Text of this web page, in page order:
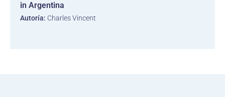
in Argentina
Autoría: Charles Vincent